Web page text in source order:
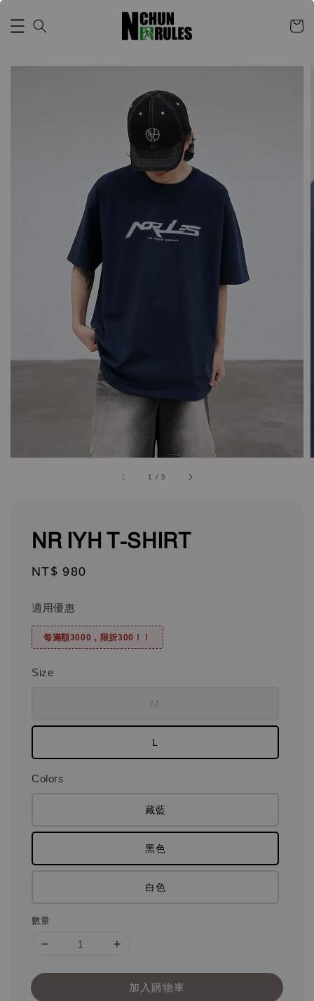
1 /5
NR IYH T-SHIRT
Regular
NT$ 980
適用優惠
每滿額3000，限折300！！
Size
M
L
Colors
藏藍
黑色
白色
數量
加入購物車